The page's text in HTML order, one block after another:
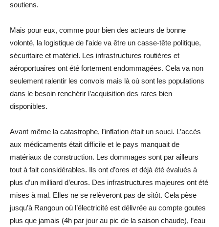
soutiens.
Mais pour eux, comme pour bien des acteurs de bonne
volonté, la logistique de l’aide va être un casse-tête politique,
sécuritaire et matériel. Les infrastructures routières et
aéroportuaires ont été fortement endommagées. Cela va non
seulement ralentir les convois mais là où sont les populations
dans le besoin renchérir l’acquisition des rares bien
disponibles.
Avant même la catastrophe, l’inflation était un souci. L’accès
aux médicaments était difficile et le pays manquait de
matériaux de construction. Les dommages sont par ailleurs
tout à fait considérables. Ils ont d’ores et déjà été évalués à
plus d’un milliard d’euros. Des infrastructures majeures ont été
mises à mal. Elles ne se relèveront pas de sitôt. Cela pèse
jusqu’à Rangoun où l’électricité est délivrée au compte goutes
plus que jamais (4h par jour au pic de la saison chaude), l’eau